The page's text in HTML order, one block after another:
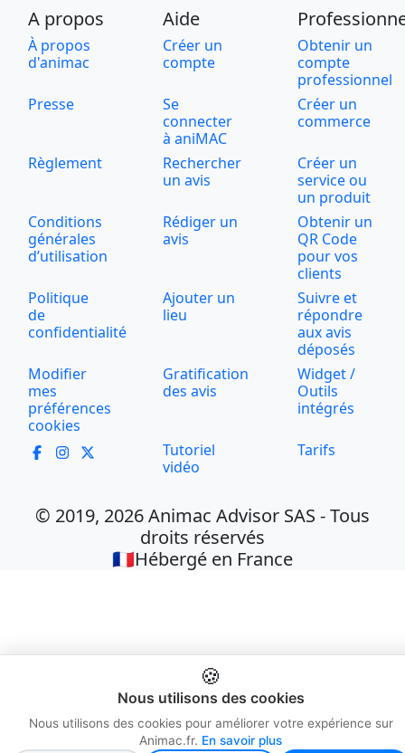
A propos Aide
À propos
d'animac
Créer un
compte
Obtenir un
compte
professionnel
Presse
Se
connecter
à aniMAC
Créer un
commerce
Règlement
Rechercher
un avis
Créer un
service ou
un produit
Conditions
générales
d’utilisation
Rédiger un
avis
Obtenir un
QR Code
pour vos
clients
Politique
de
confidentialité
Ajouter un
lieu
Suivre et
répondre
aux avis
déposés
Modifier
mes
préférences
cookies
Gratification
des avis
Widget /
Outils
intégrés
Tutoriel
vidéo
Tarifs
© 2019, 2026 Animac Advisor SAS - Tous
droits réservés
🇫🇷Hébergé en France
🍪
Nous utilisons des cookies
Nous utilisons des cookies pour améliorer votre expérience sur
Animac.fr. En savoir plus